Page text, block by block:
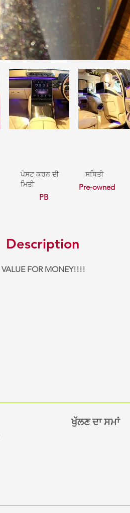
ਪੋਸਟ ਕਰਨ ਦੀ
ਮਿਤੀ
PB
ਸਥਿਤੀ
Pre-owned
Description
VALUE FOR MONEY!!!!
ਖੁੱਲਣ ਦਾ ਸਮਾਂ